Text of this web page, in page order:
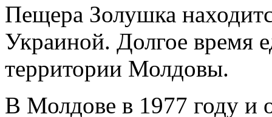
Пещера Золушка
Украиной. Долгое время
территории Молдовы.
В Молдове в 1977 году и